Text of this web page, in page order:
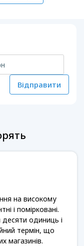
Відправити
на високому
і помірковані.
одиниць і
термін, що
магазинів.